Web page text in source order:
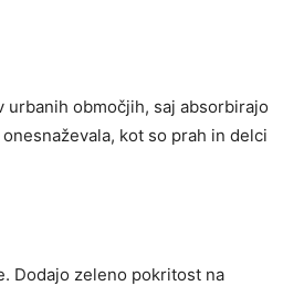
urbanih območjih, saj absorbirajo
kot so prah in delci
Dodajo zeleno pokritost na